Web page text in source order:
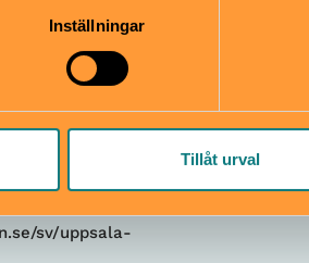
Inställningar
Tillåt urval
sv/uppsala-